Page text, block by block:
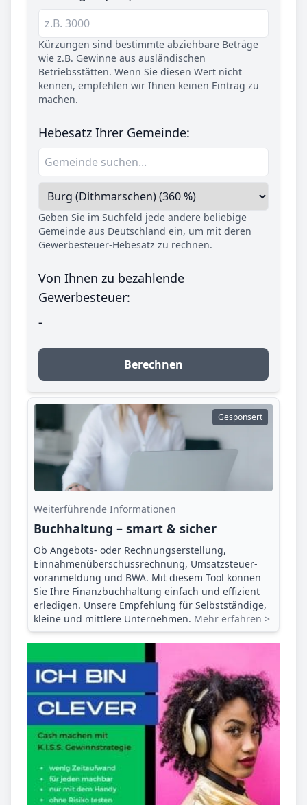
Kürzungen sind bestimmte abziehbare Beträge
wie z.B. Gewinne aus ausländischen
Betriebsstätten. Wenn Sie diesen Wert nicht
kennen, empfehlen wir Ihnen keinen Eintrag zu
machen.
Hebesatz Ihrer Gemeinde:
Geben Sie im Suchfeld jede andere beliebige
Gemeinde aus Deutschland ein, um mit deren
Gewerbesteuer-Hebesatz zu rechnen.
Von Ihnen zu bezahlende
Gewerbesteuer:
-
Berechnen
Gesponsert
Weiterführende Informationen
Buchhaltung – smart & sicher
Ob Angebots- oder Rechnungserstellung,
Einnahmenüberschuss­rechnung, Umsatzsteuer­
voranmeldung und BWA. Mit diesem Tool können
Sie Ihre Finanz­buchhaltung einfach und effizient
erledigen. Unsere Empfehlung für Selbstständige,
kleine und mittlere Unternehmen. Mehr erfahren >